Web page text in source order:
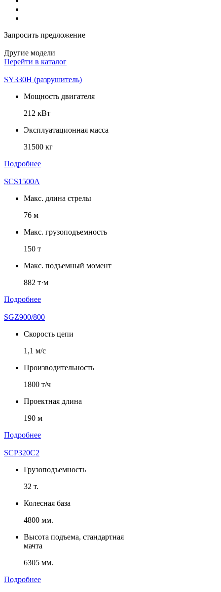
Запросить предложение
Другие модели
Перейти в каталог
SY330H (разрушитель)
Мощность двигателя
212 кВт
Эксплуатационная масса
31500 кг
Подробнее
SCS1500A
Макс. длина стрелы
76 м
Макс. грузоподъемность
150 т
Макс. подъемный момент
882 т·м
Подробнее
SGZ900/800
Скорость цепи
1,1 м/с
Производительность
1800 т/ч
Проектная длина
190 м
Подробнее
SCP320C2
Грузоподъемность
32 т.
Колесная база
4800 мм.
Высота подъема, стандартная
мачта
6305 мм.
Подробнее